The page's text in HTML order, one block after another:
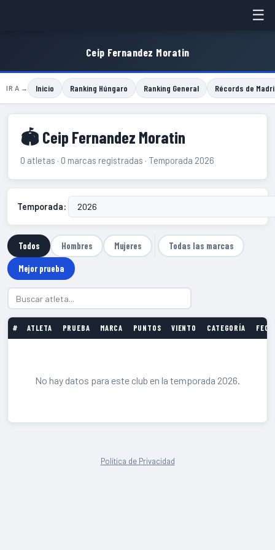
☰
Ceip Fernandez Moratin
IR A → Inicio Ranking Húngaro Ranking General Récords de
🏟 Ceip Fernandez Moratin
0 atletas · 0 marcas registradas · Temporada 2026
Temporada:
Todos Hombres Mujeres Todas las marcas
Mejor prueba
# ATLETA PRUEBA MARCA PUNTOS VIENTO CATEGORÍA
No hay datos para este club en la temporada 2026.
Política de Privacidad